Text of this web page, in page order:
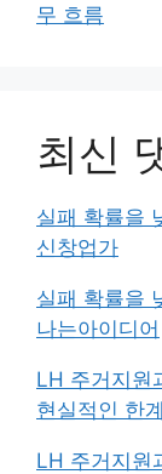
무 흐름
최신
실패 확률을
신창업가
실패 확률을
나는아이디어
LH 주거지원
현실적인 한
LH 주거지원